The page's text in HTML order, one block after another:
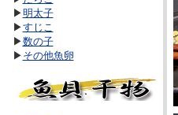
▶明太子
▶すじこ
▶数の子
▶ その他魚卵